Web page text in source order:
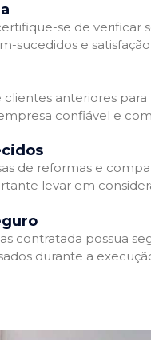
se de
sucedidos e
anteriores
confiável e
de reformas e
levar em
contratada possua
durante a